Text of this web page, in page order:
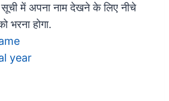
सूची में अपना नाम देखने के लिए नीचे
भरना होगा.
year